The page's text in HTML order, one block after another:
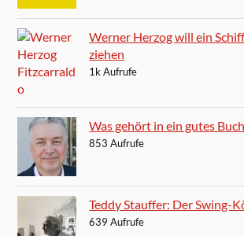
Werner Herzog will ein
ziehen
1k Aufrufe
Was gehört in ein gutes
853 Aufrufe
Teddy Stauffer: Der Swing-
639 Aufrufe